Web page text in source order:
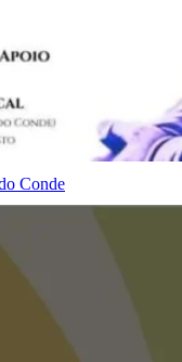
Conde